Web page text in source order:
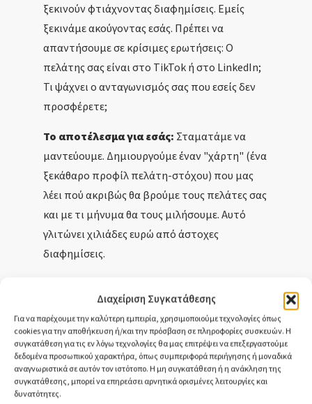
Διαχείριση Συγκατάθεσης
Για να παρέχουμε την καλύτερη εμπειρία, χρησιμοποιούμε τεχνολογίες όπως
cookies για την αποθήκευση ή/και την πρόσβαση σε πληροφορίες συσκευών. Η
συγκατάθεση για τις εν λόγω τεχνολογίες θα μας επιτρέψει να επεξεργαστούμε
δεδομένα προσωπικού χαρακτήρα, όπως συμπεριφορά περιήγησης ή μοναδικά
αναγνωριστικά σε αυτόν τον ιστότοπο. Η μη συγκατάθεση ή η ανάκληση της
συγκατάθεσης, μπορεί να επηρεάσει αρνητικά ορισμένες λειτουργίες και
δυνατότητες.
ξεκινούν φτιάχνοντας διαφημίσεις. Εμείς
ξεκινάμε ακούγοντας εσάς. Πρέπει να
απαντήσουμε σε κρίσιμες ερωτήσεις: Ο
πελάτης σας είναι στο TikTok ή στο LinkedIn;
Τι ψάχνει ο ανταγωνισμός σας που εσείς δεν
προσφέρετε;
Το αποτέλεσμα για εσάς: Σταματάμε να
μαντεύουμε. Δημιουργούμε έναν "χάρτη" (ένα
ξεκάθαρο προφίλ πελάτη-στόχου) που μας
λέει πού ακριβώς θα βρούμε τους πελάτες σας
και με τι μήνυμα θα τους μιλήσουμε. Αυτό
γλιτώνει χιλιάδες ευρώ από άστοχες
διαφημίσεις.
2. Δημιουργία &
Οργάνωση κεντρικού
"Control Room"